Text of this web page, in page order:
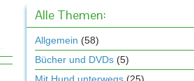
Alle Themen:
Allgemein (58)
Bücher und DVDs (5)